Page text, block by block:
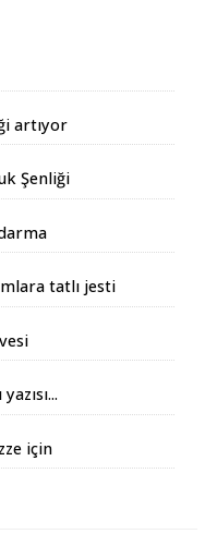
artıyor
Şenliği
tatlı jesti
için